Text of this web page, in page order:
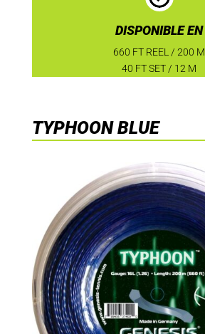
DISPONIBLE EN
660 FT REEL / 200 M
40 FT SET / 12 M
TYPHOON BLUE